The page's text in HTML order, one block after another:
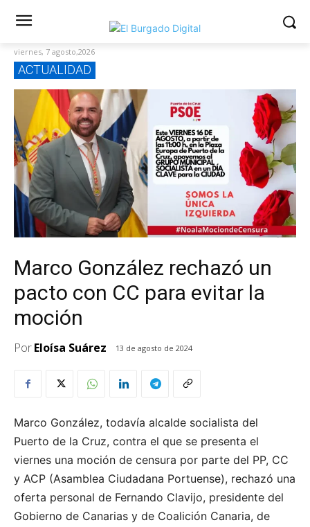
viernes, 7 agosto,2026
ACTUALIDAD
Marco González rechazó un
pacto con CC para evitar la
moción
PorEloísa Suárez 13 de agosto de 2024
Marco González, todavía alcalde socialista del
Puerto de la Cruz, contra el que se presenta el
viernes una moción de censura por parte del PP, CC
y ACP (Asamblea Ciudadana Portuense), rechazó una
oferta personal de Fernando Clavijo, presidente del
Gobierno de Canarias y de Coalición Canaria, de